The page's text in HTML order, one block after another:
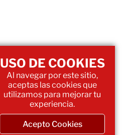
USO DE COOKIES
Al navegar por este sitio,
aceptas las cookies que
utilizamos para mejorar tu
experiencia.
Acepto Cookies